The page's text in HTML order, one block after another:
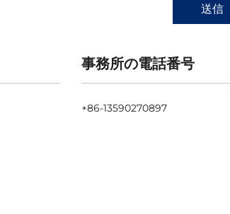
送信
事務所の電話番号
+86-13590270897